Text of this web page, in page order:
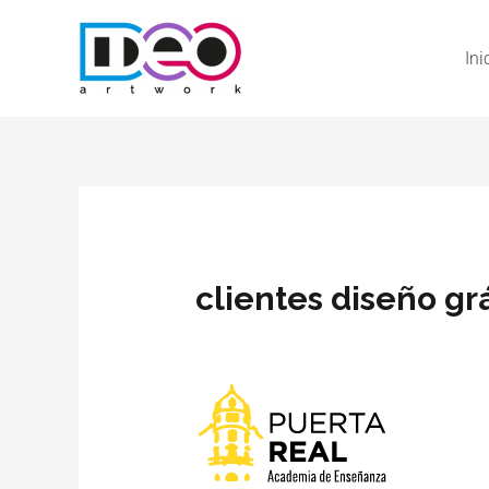
clientes diseño